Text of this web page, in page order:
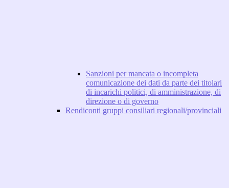
Sanzioni per mancata o incompleta
comunicazione dei dati da parte dei titolari
di incarichi politici, di amministrazione, di
direzione o di governo
Rendiconti gruppi consiliari regionali/provinciali